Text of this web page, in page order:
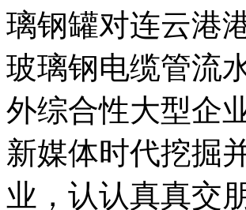
璃钢罐对连云港
玻璃钢电缆管流
外综合性大型企
新媒体时代挖掘
业，认认真真交